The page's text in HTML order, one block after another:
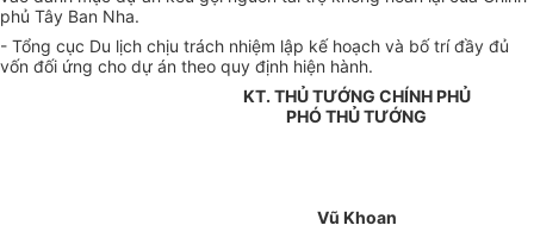
phủ Tây Ban Nha.
- Tổng cục Du lịch chịu trách nhiệm lập kế hoạch và bố trí đầy đủ
vốn đối ứng cho dự án theo quy định hiện hành.
KT. THỦ TƯỚNG CHÍNH PHỦ
PHÓ THỦ TƯỚNG
Vũ Khoan